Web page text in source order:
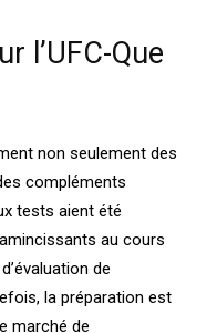
l’UFC-Que
non seulement des
compléments
tests aient été
au cours
de
la préparation est
marché de